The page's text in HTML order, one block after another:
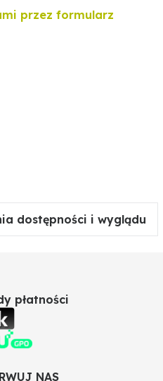
przez formularz
dostępności i wyglądu
płatności
NAS